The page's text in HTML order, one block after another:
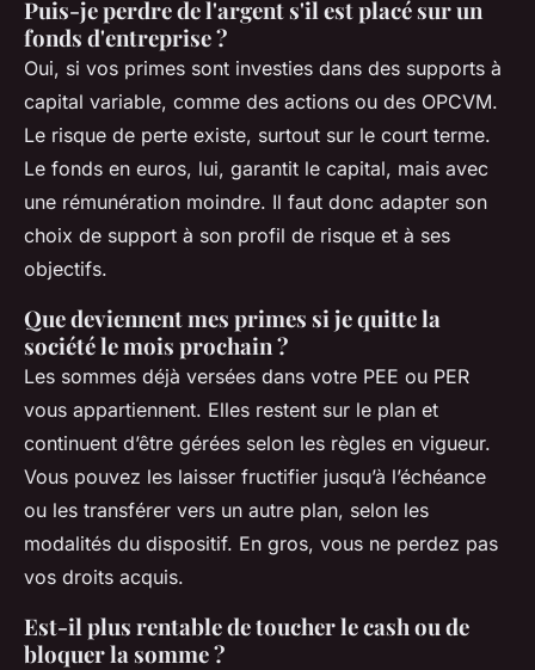
Puis-je perdre de l'argent s'il est placé sur un
fonds d'entreprise ?
Oui, si vos primes sont investies dans des supports à
capital variable, comme des actions ou des OPCVM.
Le risque de perte existe, surtout sur le court terme.
Le fonds en euros, lui, garantit le capital, mais avec
une rémunération moindre. Il faut donc adapter son
choix de support à son profil de risque et à ses
objectifs.
Que deviennent mes primes si je quitte la
société le mois prochain ?
Les sommes déjà versées dans votre PEE ou PER
vous appartiennent. Elles restent sur le plan et
continuent d’être gérées selon les règles en vigueur.
Vous pouvez les laisser fructifier jusqu’à l’échéance
ou les transférer vers un autre plan, selon les
modalités du dispositif. En gros, vous ne perdez pas
vos droits acquis.
Est-il plus rentable de toucher le cash ou de
bloquer la somme ?